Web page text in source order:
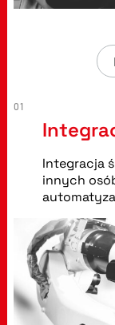
01
Integracja
innych